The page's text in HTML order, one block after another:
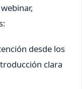
desde los
clara